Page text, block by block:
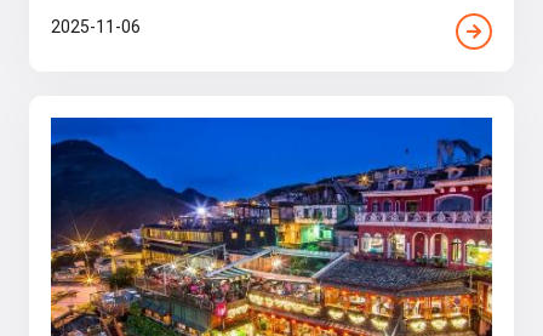
2025-11-06